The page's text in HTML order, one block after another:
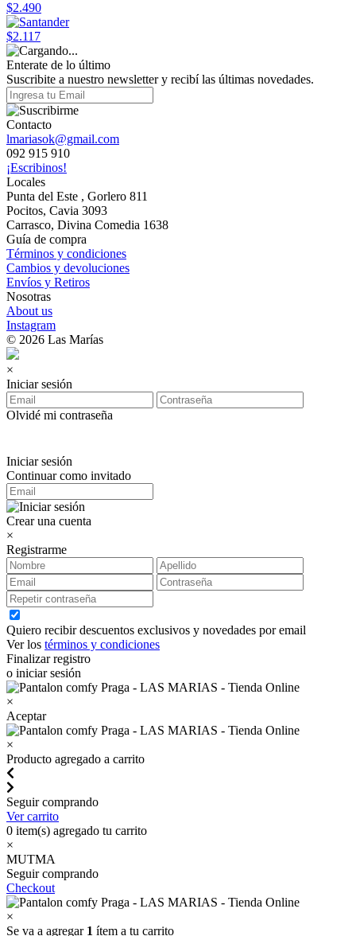
$2.490
$2.117
Enterate de lo último
Suscribite a nuestro newsletter y recibí las últimas novedades.
Contacto
lmariasok@gmail.com
092 915 910
¡Escribinos!
Locales
Punta del Este , Gorlero 811
Pocitos, Cavia 3093
Carrasco, Divina Comedia 1638
Guía de compra
Términos y condiciones
Cambios y devoluciones
Envíos y Retiros
Nosotras
About us
Instagram
© 2026 Las Marías
×
Iniciar sesión
Olvidé mi contraseña
Iniciar sesión
Continuar como invitado
Crear una cuenta
×
Registrarme
Quiero recibir descuentos exclusivos y novedades por email
Ver los términos y condiciones
Finalizar registro
o iniciar sesión
×
Aceptar
×
Producto agregado a carrito
Seguir comprando
Ver carrito
0 item(s) agregado tu carrito
×
MUTMA
Seguir comprando
Checkout
×
Se va a agregar 1 ítem a tu carrito